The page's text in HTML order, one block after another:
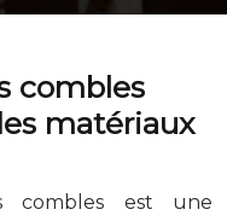
combles
matériaux
combles est une